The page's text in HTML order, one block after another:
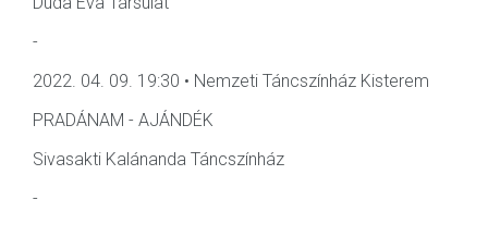
-
2022. 04. 09. 19:30 • Nemzeti Táncszínház Kisterem
PRADÁNAM - AJÁNDÉK
Sivasakti Kalánanda Táncszínház
-